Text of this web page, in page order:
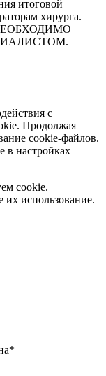
итоговой
хирурга.
с
Продолжая
cookie-файлов.
в настройках
cookie.
их использование.
*